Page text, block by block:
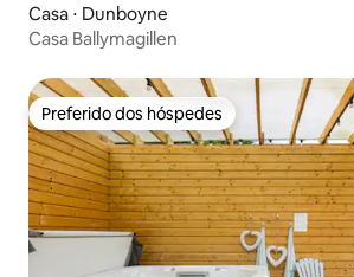
Casa ⋅ Dunboyne
Casa Ballymagillen
Preferido dos hóspedes
Preferido dos hóspedes